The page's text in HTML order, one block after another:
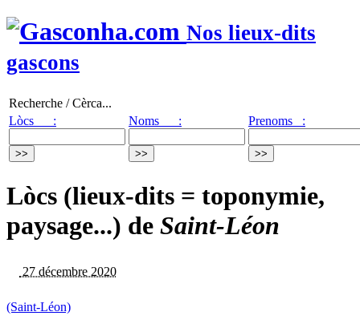
Nos lieux-dits
gascons
Recherche / Cèrca...
Lòcs :
Noms : Prenoms :
Lòcs (lieux-dits = toponymie,
paysage...) de Saint-Léon
27 décembre 2020
(Saint-Léon)